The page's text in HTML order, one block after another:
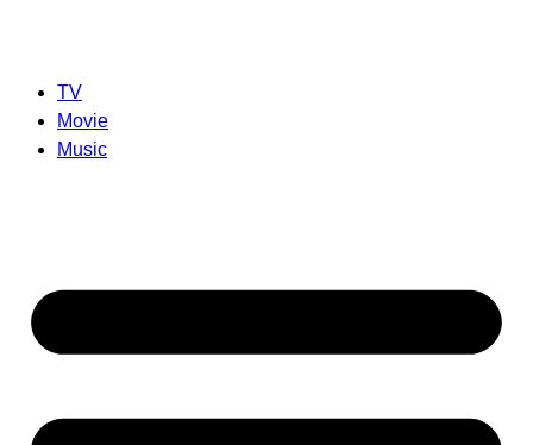
TV
Movie
Music